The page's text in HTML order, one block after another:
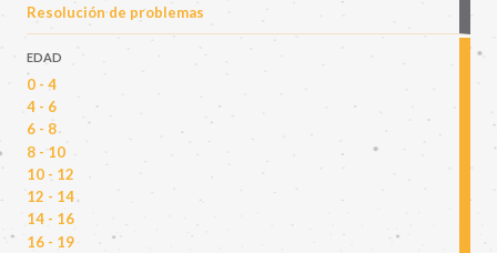
Resolución de problemas
EDAD
0 - 4
4 - 6
6 - 8
8 - 10
10 - 12
12 - 14
14 - 16
16 - 19